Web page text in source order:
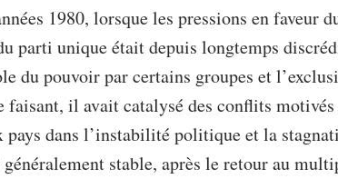
1980, lorsque les pressions en
parti unique était depuis longtemps
du pouvoir par certains groupes et
faisant, il avait catalysé des conflits
pays dans l’instabilité politique et la
stable, après le retour au